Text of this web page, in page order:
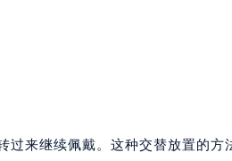
过来继续佩戴。这种交替放置的方